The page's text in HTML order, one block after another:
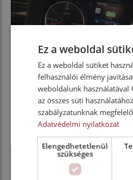
Több mint
Egyébként nem véletlenül
dekorációba a maratont futó
a gyártó az ukrán
Ez a weboldal
Ez a weboldal sütiket
felhasználói élmény
weboldalunk használatával
az összes süti
szabályzatunknak
Adatvédelmi nyilatkozat
Elengedhetetlenül
szükséges